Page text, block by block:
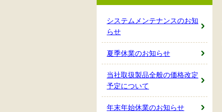
システムメンテナンスのお知
らせ
夏季休業のお知らせ
当社取扱製品全般の価格改定
予定について
年末年始休業のお知らせ